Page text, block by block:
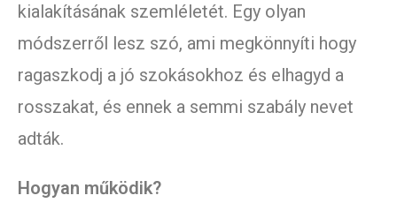
kialakításának szemléletét. Egy olyan
módszerről lesz szó, ami megkönnyíti hogy
ragaszkodj a jó szokásokhoz és elhagyd a
rosszakat, és ennek a semmi szabály nevet
adták.
Hogyan működik?